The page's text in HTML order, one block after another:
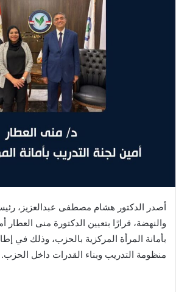
أصدر الدكتور هشام مصطفى عبدالعزيز،
والنهضة، قرارًا بتعيين الدكتورة منى العطار
بأمانة المرأة المركزية بالحزب، وذلك في
منظومة التدريب وبناء القدرات داخل الحزب.